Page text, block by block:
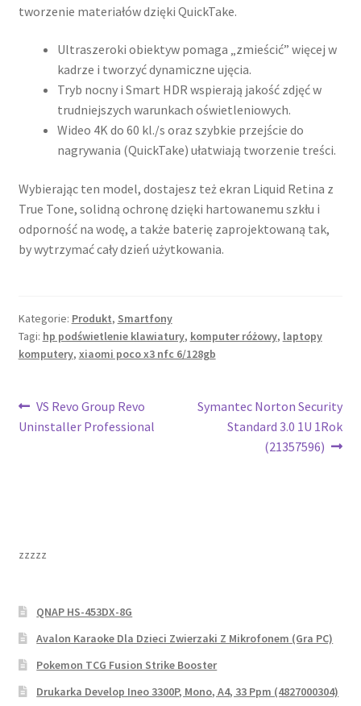
tworzenie materiałów dzięki QuickTake.
Ultraszeroki obiektyw pomaga „zmieścić” więcej w
kadrze i tworzyć dynamiczne ujęcia.
Tryb nocny i Smart HDR wspierają jakość zdjęć w
trudniejszych warunkach oświetleniowych.
Wideo 4K do 60 kl./s oraz szybkie przejście do
nagrywania (QuickTake) ułatwiają tworzenie treści.
Wybierając ten model, dostajesz też ekran Liquid Retina z
True Tone, solidną ochronę dzięki hartowanemu szkłu i
odporność na wodę, a także baterię zaprojektowaną tak,
by wytrzymać cały dzień użytkowania.
Kategorie: Produkt, Smartfony
Tagi: hp podświetlenie klawiatury, komputer różowy, laptopy
komputery, xiaomi poco x3 nfc 6/128gb
Nawigacja
wpisu
Poprzedni
wpis:
VS Revo Group Revo
Uninstaller Professional
Następny
Symantec Norton Security
Standard 3.0 1U 1Rok
(21357596)
zzzzz
QNAP HS-453DX-8G
Avalon Karaoke Dla Dzieci Zwierzaki Z Mikrofonem (Gra PC)
Pokemon TCG Fusion Strike Booster
Drukarka Develop Ineo 3300P, Mono, A4, 33 Ppm (4827000304)